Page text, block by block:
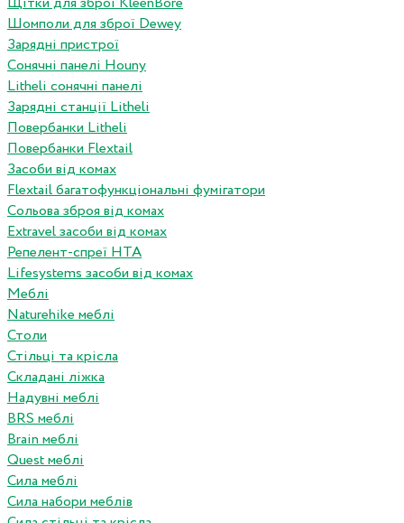
Шомполи для зброї Dewey
Зарядні пристрої
Сонячні панелі Houny
Litheli сонячні панелі
Зарядні станції Litheli
Повербанки Litheli
Повербанки Flextail
Засоби від комах
Flextail багатофункціональні фумігатори
Сольова зброя від комах
Extravel засоби від комах
Репелент-спреї HTA
Lifesystems засоби від комах
Меблі
Naturehike меблі
Столи
Стільці та крісла
Складані ліжка
Надувні меблі
BRS меблі
Brain меблі
Quest меблі
Сила меблі
Сила набори меблів